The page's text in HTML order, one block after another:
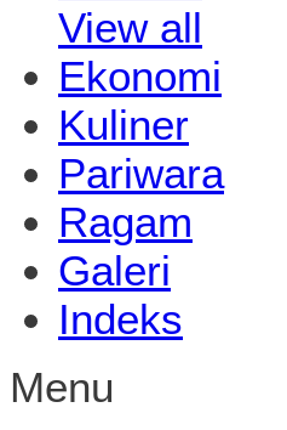
View all
Ekonomi
Kuliner
Pariwara
Ragam
Galeri
Indeks
Menu